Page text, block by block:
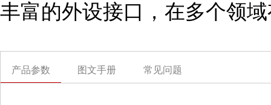
丰富的外设接口，在多个领
产品参数 图文手册 常见问题